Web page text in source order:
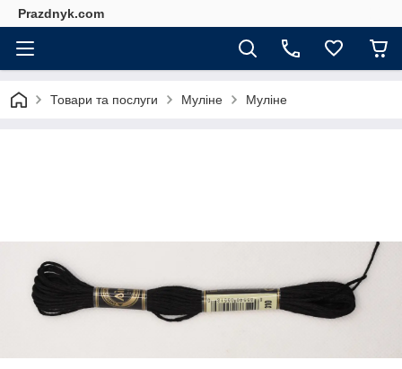
Prazdnyk.com
Товари та послуги Муліне Муліне